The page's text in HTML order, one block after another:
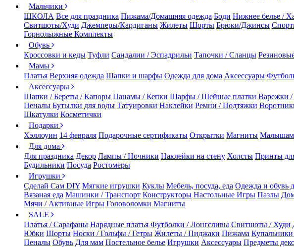
Мальчики
ШКОЛА Все для праздника Пижама/Домашняя одежда Боди Нижнее белье /
Свитшоты/Худи Джемперы/Кардиганы Жилеты Шорты Брюки/Джинсы
Горнолыжные Комплекты
Обувь
Кроссовки и кеды Туфли Сандалии / Эспадрильи Тапочки / Сланцы
Мамы
Платья Верхняя одежда Шапки и шарфы Одежда для дома Аксессуары
Аксессуары
Шапки / Береты / Капоры Панамы / Кепки Шарфы / Шейные платки Варежки /
Пеналы Бутылки для воды Татуировки Наклейки Ремни / Подтяжки
Шкатулки Косметички
Подарки
Хэллоуин 14 февраля Подарочные сертификаты Открытки Магниты Малышам
Для дома
Для праздника Декор Лампы / Ночники Наклейки на стену Холсты Принты
Будильники Посуда Ростомеры
Игрушки
Сделай Сам DIY Мягкие игрушки Куклы Мебель, посуда, еда Одежда и обувь
Вязаная еда Машинки / Транспорт Конструкторы Настольные Игры Пазлы
Мячи / Активные Игры Головоломки Магниты
SALE
Платья / Сарафаны Нарядные платья Футболки / Лонгсливы Свитшоты / Худи
Юбки Шорты Носки / Гольфы / Гетры Жилеты / Пиджаки Пижама
Пеналы Обувь Для мам Постельное белье Игрушки Аксессуары Предметы